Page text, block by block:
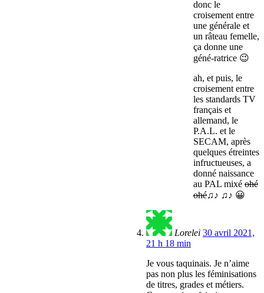
donc le
croisement entre
une générale et
un râteau femelle,
ça donne une
géné-ratrice 😉
ah, et puis, le
croisement entre
les standards TV
français et
allemand, le
P.A.L. et le
SECAM, après
quelques étreintes
infructueuses, a
donné naissance
au PAL mixé ohé
ohé♫♪ ♫♪ 😀
Lorelei 30 avril 2021,
21 h 18 min
Je vous taquinais. Je n’aime
pas non plus les féminisations
de titres, grades et métiers.